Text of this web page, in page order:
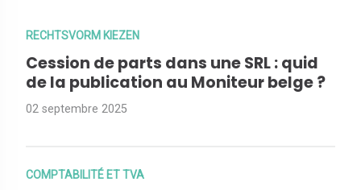
RECHTSVORM KIEZEN
Cession de parts dans une SRL : quid
de la publication au Moniteur belge ?
02 septembre 2025
COMPTABILITÉ ET TVA